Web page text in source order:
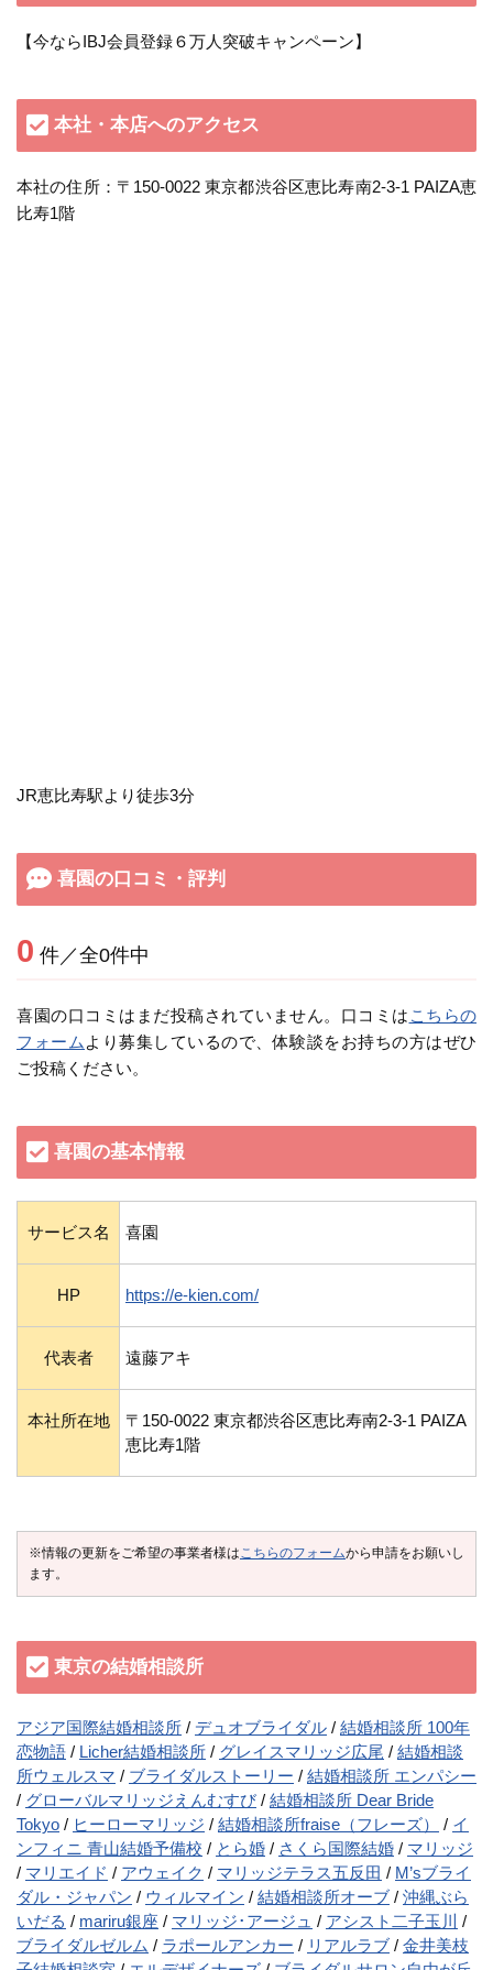
【今ならIBJ会員登録６万人突破キャンペーン】
本社・本店へのアクセス
本社の住所：〒150-0022 東京都渋谷区恵比寿南2-3-1 PAIZA恵
比寿1階
JR恵比寿駅より徒歩3分
喜園の口コミ・評判
0 件／全0件中
喜園の口コミはまだ投稿されていません。口コミは こちらの
フォーム より募集しているので、体験談をお持ちの方はぜひ
ご投稿ください。
喜園の基本情報
サービス名 喜園
HP https://e-kien.com/
代表者 遠藤アキ
本社所在地
〒150-0022 東京都渋谷区恵比寿南2-3-1 PAIZA
恵比寿1階
※情報の更新をご希望の事業者様はこちらのフォームから申請をお願いし
ます。
東京の結婚相談所
アジア国際結婚相談所 デュオブライダル
結婚相談所 100年
恋物語
Licher結婚相談所 グレイスマリッジ広尾
結婚相談
所ウェルスマ
ブライダルストーリー
結婚相談所 エンパシー
グローバルマリッジえんむすび
結婚相談所 Dear Bride
Tokyo
ヒーローマリッジ 結婚相談所fraise（フレーズ）
イ
ンフィニ 青山結婚予備校
とら婚 さくら国際結婚
マリッジ
マリエイド
アウェイク マリッジテラス五反田
M’sブライ
ダル・ジャパン
ウィルマイン 結婚相談所オーブ
沖縄ぶら
いだる
mariru銀座 マリッジ･アージュ
アシスト二子玉川
ブライダルゼルム
ラポールアンカー リアルラブ
金井美枝